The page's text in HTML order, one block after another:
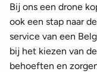
Bij ons een drone
ook een stap naar
service van een
bij het kiezen van
behoeften en